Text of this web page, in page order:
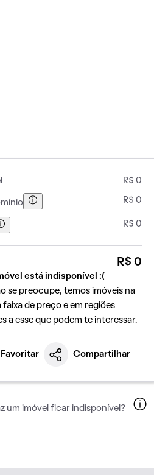
R$ 0
R$ 0
R$ 0
R$ 0
está indisponível :(
se preocupe, temos imóveis na
faixa de preço e em regiões
a esse que podem te interessar.
Favoritar Compartilhar
um imóvel ficar indisponível?